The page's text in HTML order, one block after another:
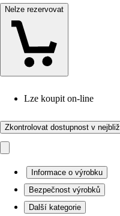
Nelze rezervovat
Lze koupit on-line
Zkontrolovat dostupnost v
Informace o výrobku
Bezpečnost výrobků
Další kategorie